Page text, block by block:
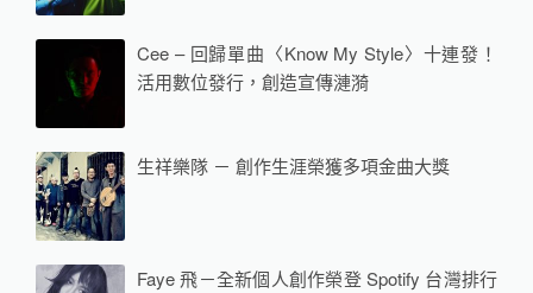
Cee – 回歸單曲〈Know My Style〉十連發！
活用數位發行，創造宣傳漣漪
生祥樂隊 － 創作生涯榮獲多項金曲大獎
Faye 飛－全新個人創作榮登 Spotify 台灣排行